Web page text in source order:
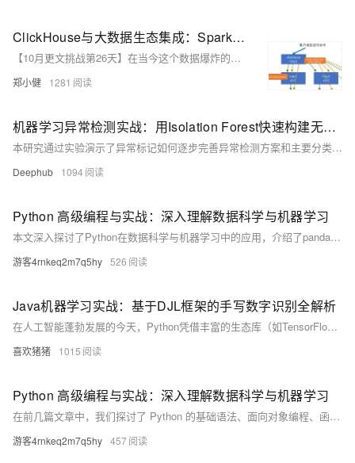
ClickHouse与大数据生态集成：Spark & Flink 实战
【10月更文挑战第26天】在当今这个数据爆炸的时代，能够高效地处理和分析海量数据成为了企业和组织提升竞争力的关键。作为一款高性能的列式数据库系统，ClickHouse 在大数据分析领域展现出了卓越的能力。然而，为了充分利用ClickHouse的优势，将其与现有的大数据处理框架（如Apache Spark和Apache Flink）进行集成变得尤为重要。本文将从我个人的角度出发，探讨如何通过这些技术的结合，实现对大规模数据的实时处理和分析。
郑小健 1281
机器学习异常检测实战：用Isolation Forest快速构建无标签异常检测系统
本研究通过实验演示了异常标记如何逐步完善异常检测方案和主要分类模型在欺诈检测中的应用。实验结果表明，Isolation Forest作为一个强大的异常检测模型，无需显式建模正常模式即可有效工作，在处理未见风险事件方面具有显著优势。
Deephub 1094
Python 高级编程与实战：深入理解数据科学与机器学习
本文深入探讨了Python在数据科学与机器学习中的应用，介绍了pandas、numpy、matplotlib等数据科学工具，以及scikit-learn、tensorflow、keras等机器学习库。通过实战项目，如数据可视化和鸢尾花数据集分类，帮助读者掌握这些技术。最后提供了进一步学习资源，助力提升Python编程技能。
游客4rnkeq2m7q5hy 526
Java机器学习实战：基于DJL框架的手写数字识别全解析
在人工智能蓬勃发展的今天，Python凭借丰富的生态库（如TensorFlow、PyTorch）成为AI开发的首选语言。但Java作为企业级应用的基石，其在生产环境部署、性能优化和工程化方面的优势不容忽视。DJL（Deep Java Library）的出现完美填补了Java在深度学习领域的空白，它提供了一套统一的API，允许开发者无缝对接主流深度学习框架，将AI模型高效部署到Java生态中。本文将通过手写数字识别的完整流程，深入解析DJL框架的核心机制与应用实践。
喜欢猪猪 1015
Python 高级编程与实战：深入理解数据科学与机器学习
在前几篇文章中，我们探讨了 Python 的基础语法、面向对象编程、函数式编程、元编程、性能优化和调试技巧。本文将深入探讨 Python 在数据科学和机器学习中的应用，并通过实战项目帮助你掌握这些技术。
游客4rnkeq2m7q5hy 457